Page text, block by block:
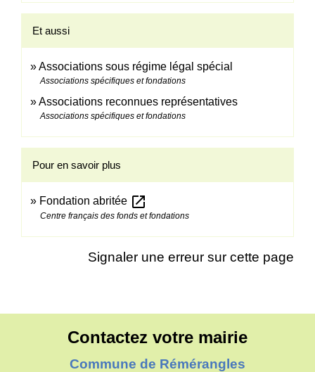
Et aussi
Associations sous régime légal spécial
Associations spécifiques et fondations
Associations reconnues représentatives
Associations spécifiques et fondations
Pour en savoir plus
Fondation abritée open_in_new
Centre français des fonds et fondations
Signaler une erreur sur cette page
Contactez votre mairie
Commune de Rémérangles